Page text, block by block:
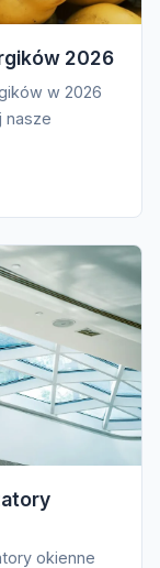
2026
w 2026
nasze
okienne